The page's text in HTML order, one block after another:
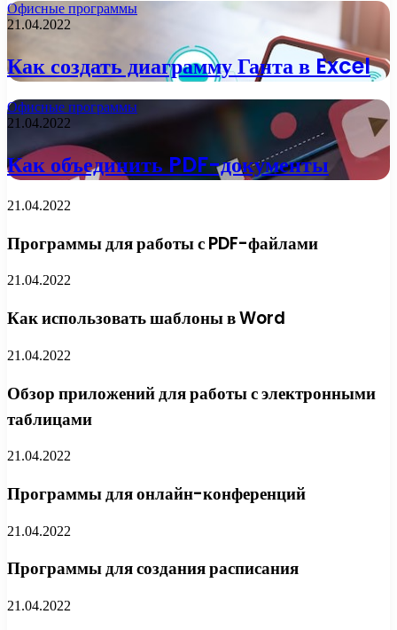
Офисные программы
21.04.2022
Как создать диаграмму Ганта в Excel
Офисные программы
21.04.2022
Как объединить PDF-документы
21.04.2022
Программы для работы с PDF-файлами
21.04.2022
Как использовать шаблоны в Word
21.04.2022
Обзор приложений для работы с электронными
таблицами
21.04.2022
Программы для онлайн-конференций
21.04.2022
Программы для создания расписания
21.04.2022